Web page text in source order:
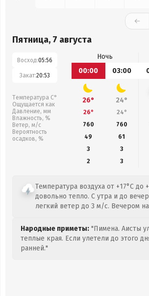
Пятница, 7 августа
Восход:05:56
Закат:20:53
Температура С°
Ощущается как
Давление, мм
Влажность, %
Ветер, м/с
Вероятность
осадков, %
Ночь
00:00
03:00
26° 24°
26° 24°
760
760
49
61
3
3
2
3
Температура воздуха от +17°C до
довольно тепло. С утра и до
легкий ветер до 3 м/с. Вечером
Народные приметы: "Пимена. Аисты
теплые края. Если улетели до этого
ранней."